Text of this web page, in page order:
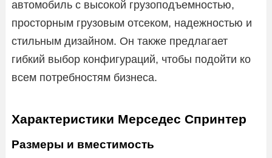
автомобиль с высокой грузоподъемностью,
просторным грузовым отсеком, надежностью и
стильным дизайном. Он также предлагает
гибкий выбор конфигураций, чтобы подойти ко
всем потребностям бизнеса.
Характеристики Мерседес Спринтер
Размеры и вместимость